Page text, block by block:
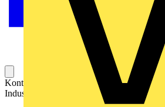
Kontaktelement für das Anschließen eines
Industriesteckverbinder.